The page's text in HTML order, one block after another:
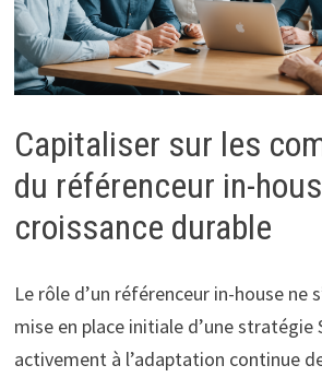
Capitaliser sur les
du référenceur in-
croissance durable
Le rôle d’un référenceur in-house ne
mise en place initiale d’une stratégie
activement à l’adaptation continue